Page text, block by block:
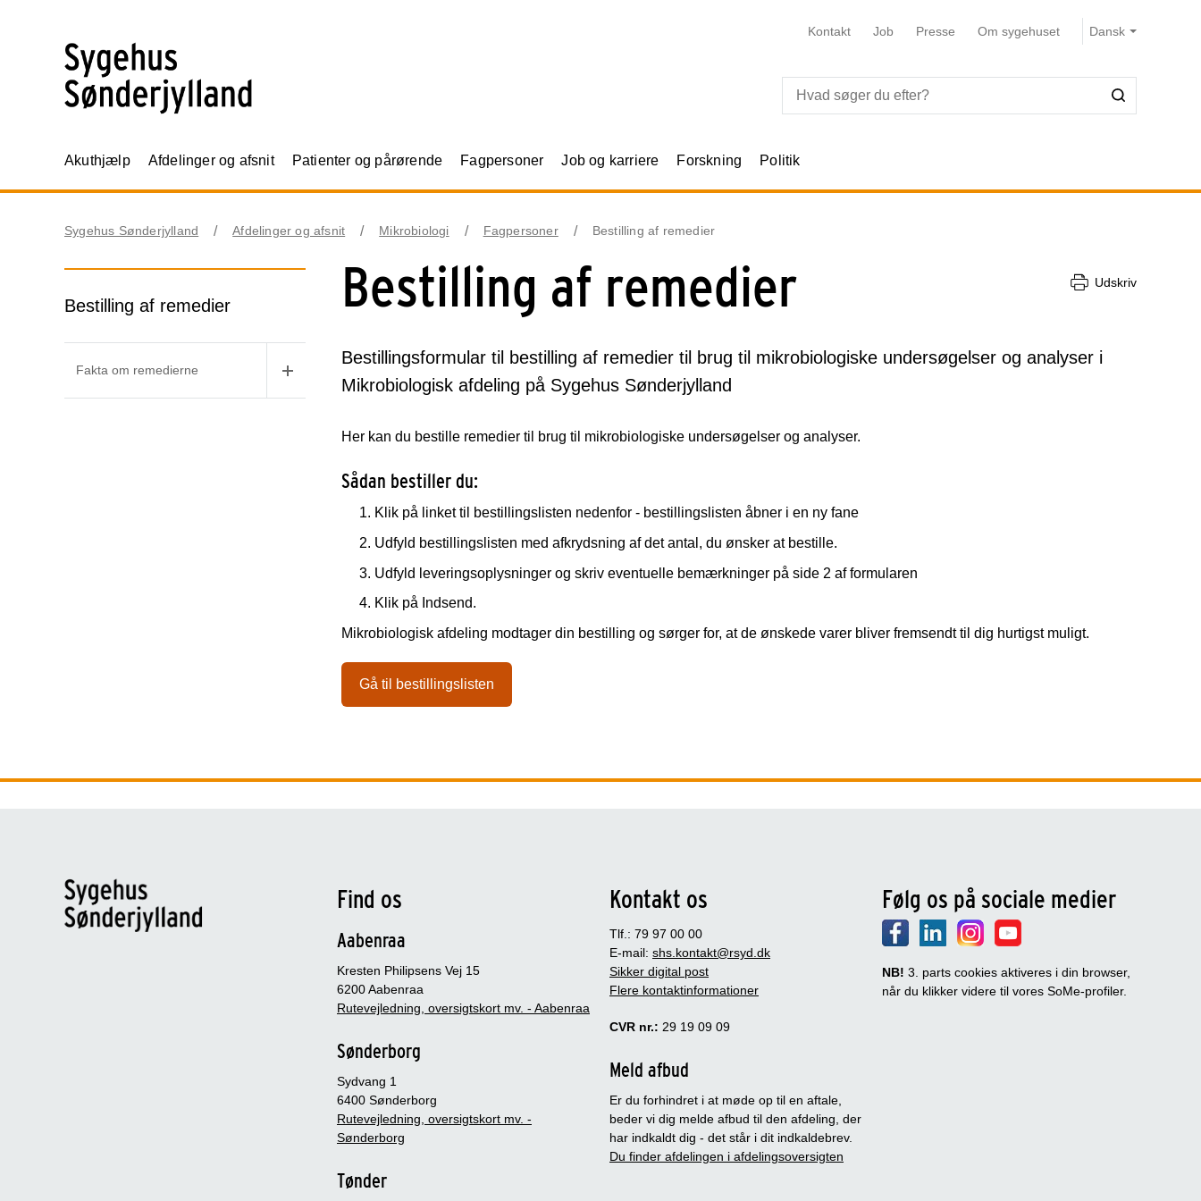
Kontakt Job Presse Om sygehuset
Akuthjælp Afdelinger og afsnit Patienter og pårørende Fagpersoner Job og karriere Forskning Politik
Sygehus Sønderjylland Afdelinger og afsnit Mikrobiologi Fagpersoner Bestilling af remedier
Bestilling af remedier
Fakta om remedierne
Bestilling af remedier Udskriv
Bestillingsformular til bestilling af remedier til brug til mikrobiologiske undersøgelser og analyser i
Mikrobiologisk afdeling på Sygehus Sønderjylland
Her kan du bestille remedier til brug til mikrobiologiske undersøgelser og analyser.
Sådan bestiller du:
Klik på linket til bestillingslisten nedenfor - bestillingslisten åbner i en ny fane
Udfyld bestillingslisten med afkrydsning af det antal, du ønsker at bestille.
Udfyld leveringsoplysninger og skriv eventuelle bemærkninger på side 2 af formularen
Klik på Indsend.
Mikrobiologisk afdeling modtager din bestilling og sørger for, at de ønskede varer bliver fremsendt til dig hurtigst muligt.
Gå til bestillingslisten
Find os
Aabenraa
Kresten Philipsens Vej 15
6200 Aabenraa
Rutevejledning, oversigtskort mv. - Aabenraa
Sønderborg
Sydvang 1
6400 Sønderborg
Rutevejledning, oversigtskort mv. -
Sønderborg
Tønder
Kontakt os
Tlf.: 79 97 00 00
E-mail: shs.kontakt@rsyd.dk
Sikker digital post
Flere kontaktinformationer
CVR nr.: 29 19 09 09
Meld afbud
Er du forhindret i at møde op til en aftale,
beder vi dig melde afbud til den afdeling, der
har indkaldt dig - det står i dit indkaldebrev.
Du finder afdelingen i afdelingsoversigten
Følg os på sociale medier
NB! 3. parts cookies aktiveres i din browser,
når du klikker videre til vores SoMe-profiler.